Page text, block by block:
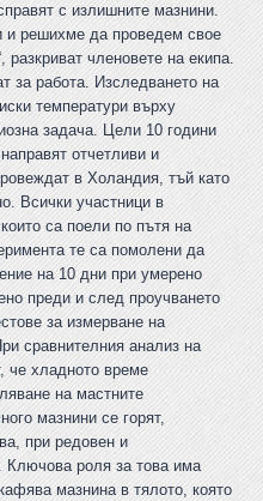
с излишните мазнини.
и решихме да проведем свое
разкриват членовете на екипа.
за работа. Изследването на
температури върху
задача. Цели 10 години
отчетливи и
в Холандия, тъй като
Всички участници в
са поели по пътя на
те са помолени да
на 10 дни при умерено
преди и след проучването
за измерване на
сравнителния анализ на
че хладното време
на мастните
мазнини се горят,
при редовен и
Ключова роля за това има
мазнина в тялото, която